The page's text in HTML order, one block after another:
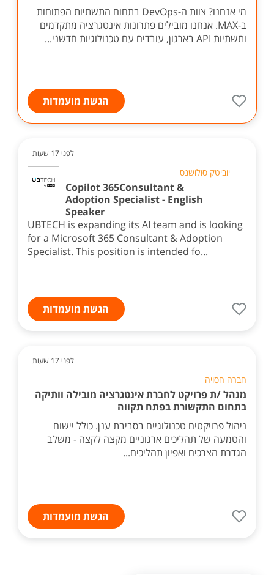
מי אנחנו? צוות ה-DevOps בתחום התשתיות הפתוחות
ב-MAX. אנחנו מובילים פתרונות אינטגרציה מתקדמים
ותשתיות API בארגון, עובדים עם טכנולוגיות חדשני...
הגשת מועמדות
לפני 17 שעות
יוביטק סולושנס
Copilot 365Consultant &
Adoption Specialist - English
Speaker
UBTECH is expanding its AI team and is looking
for a Microsoft 365 Consultant & Adoption
Specialist. This position is intended fo...
הגשת מועמדות
לפני 17 שעות
חברה חסויה
מנהל /ת פרויקט לחברת אינטגרציה מובילה וותיקה
בתחום התקשורת בפתח תקווה
ניהול פרויקטים טכנולוגיים בסביבת ענן. כולל יישום
והטמעה של תהליכים ארגוניים מקצה לקצה - משלב
הגדרת הצרכים ואפיון תהליכים...
הגשת מועמדות